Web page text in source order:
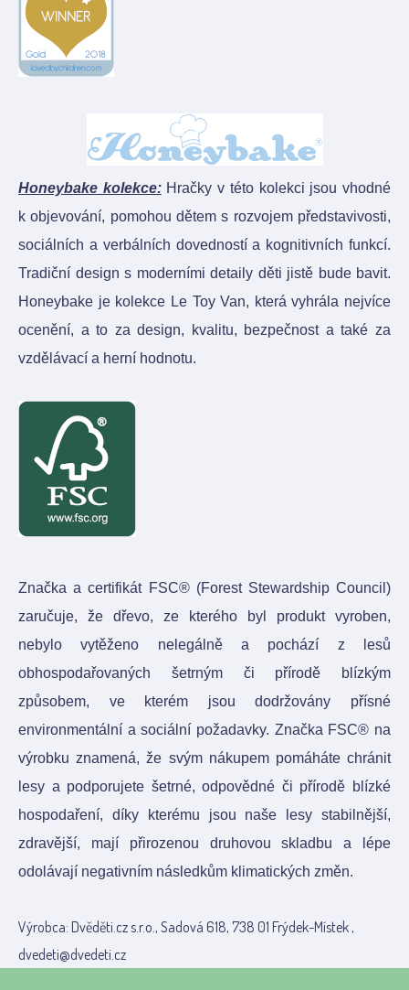
Honeybake kolekce:Hračky v této kolekci jsou vhodné
k objevování, pomohou dětem s rozvojem představivosti,
sociálních a verbálních dovedností a kognitivních funkcí.
Tradiční design s moderními detaily děti jistě bude bavit.
Honeybake je kolekce Le Toy Van, která vyhrála nejvíce
ocenění, a to za design, kvalitu, bezpečnost a také za
vzdělávací a herní hodnotu.
Značka a certifikát FSC® (Forest Stewardship Council)
zaručuje, že dřevo, ze kterého byl produkt vyroben,
nebylo vytěženo nelegálně a pochází z lesů
obhospodařovaných šetrným či přírodě blízkým
způsobem, ve kterém jsou dodržovány přísné
environmentální a sociální požadavky. Značka FSC® na
výrobku znamená, že svým nákupem pomáháte chránit
lesy a podporujete šetrné, odpovědné či přírodě blízké
hospodaření, díky kterému jsou naše lesy stabilnější,
zdravější, mají přirozenou druhovou skladbu a lépe
odolávají negativním následkům klimatických změn.
Výrobca: Dvěděti.cz s.r.o., Sadová 618, 738 01 Frýdek-Místek ,
dvedeti@dvedeti.cz